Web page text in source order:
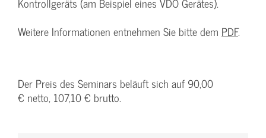
Weitere Informationen entnehmen Sie bitte dem PDF.
Der Preis des Seminars beläuft sich auf 90,00
€ netto, 107,10 € brutto.